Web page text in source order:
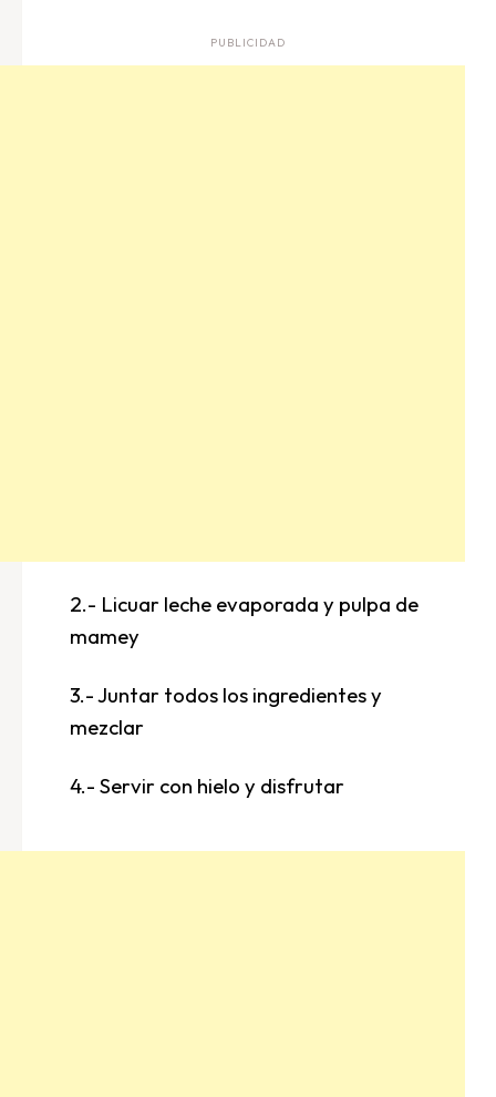
PUBLICIDAD
2.- Licuar leche evaporada y pulpa de
mamey
3.- Juntar todos los ingredientes y
mezclar
4.- Servir con hielo y disfrutar